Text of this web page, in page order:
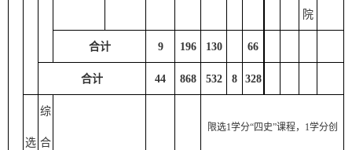
院
合计 9 196 130 66
合计 44 868 532 8 328
选
综
合
限选1学分“四史”课程，1学分创